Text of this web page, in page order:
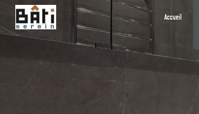
Accueil
Panneau de gestion des cookies